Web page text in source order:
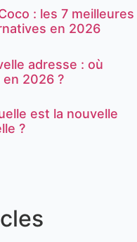
: les 7 meilleures
en 2026
adresse : où
2026 ?
est la nouvelle
?